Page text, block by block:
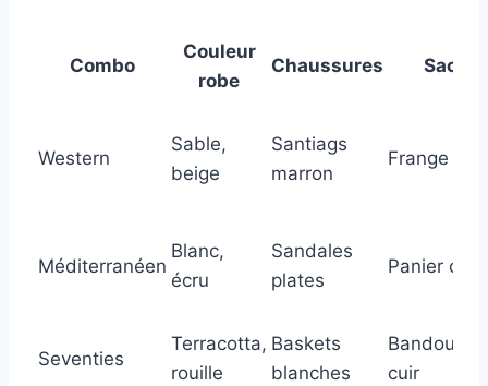
Combo
Couleur
robe
Chaussures Sac
Western
Sable,
beige
Santiags
marron
Frange cuir
Méditerranéen
Blanc,
écru
Sandales
plates
Panier
Seventies
Terracotta,
rouille
Baskets
blanches
cuir